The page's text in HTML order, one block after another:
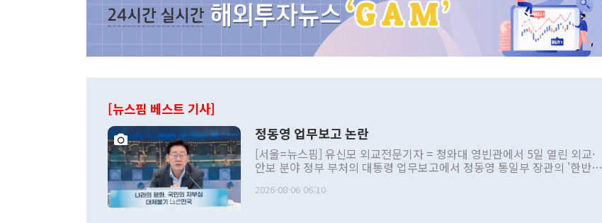
[뉴스핌 베스트 기사]
정동영 업무보고 논란
[서울=뉴스핌] 유신모 외교전문기자 = 청와대 영빈관에서 5일 열린 외교·
안보 분야 정부 부처의 대통령 업무보고에서 정동영 통일부 장관의 '한반도
발언 중에는 정부 내 조율을 거치지 않은 사안을 정책으로 추진하겠다고 공
2026-08-06 06:10